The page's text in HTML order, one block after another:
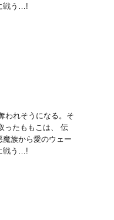
戦う…!
われそうになる。そ
ったももこは、 伝
族から愛のウェー
戦う…!